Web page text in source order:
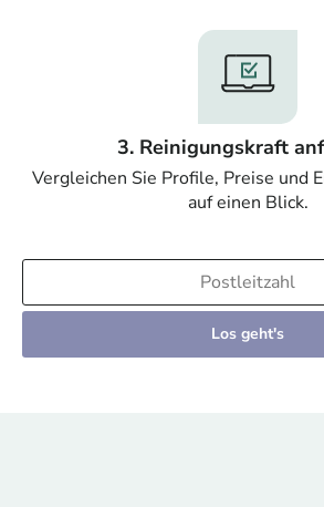
3. Reinigungskraft
Vergleichen Sie Profile, Preise und
auf einen Blick.
Los geht's